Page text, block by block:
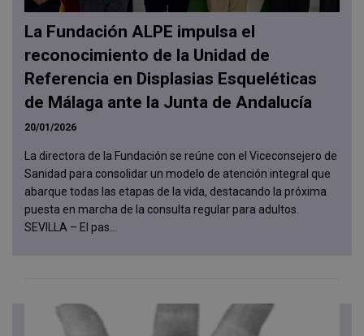
La Fundación ALPE impulsa el
reconocimiento de la Unidad de
Referencia en Displasias Esqueléticas
de Málaga ante la Junta de Andalucía
20/01/2026
La directora de la Fundación se reúne con el Viceconsejero de
Sanidad para consolidar un modelo de atención integral que
abarque todas las etapas de la vida, destacando la próxima
puesta en marcha de la consulta regular para adultos.
SEVILLA – El pas...